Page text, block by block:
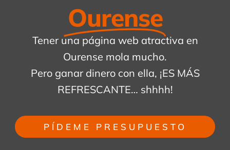
Ourense
Tener una página web atractiva en
Ourense mola mucho.
Pero ganar dinero con ella, ¡ES MÁS
REFRESCANTE… shhhh!
PÍDEME PRESUPUESTO